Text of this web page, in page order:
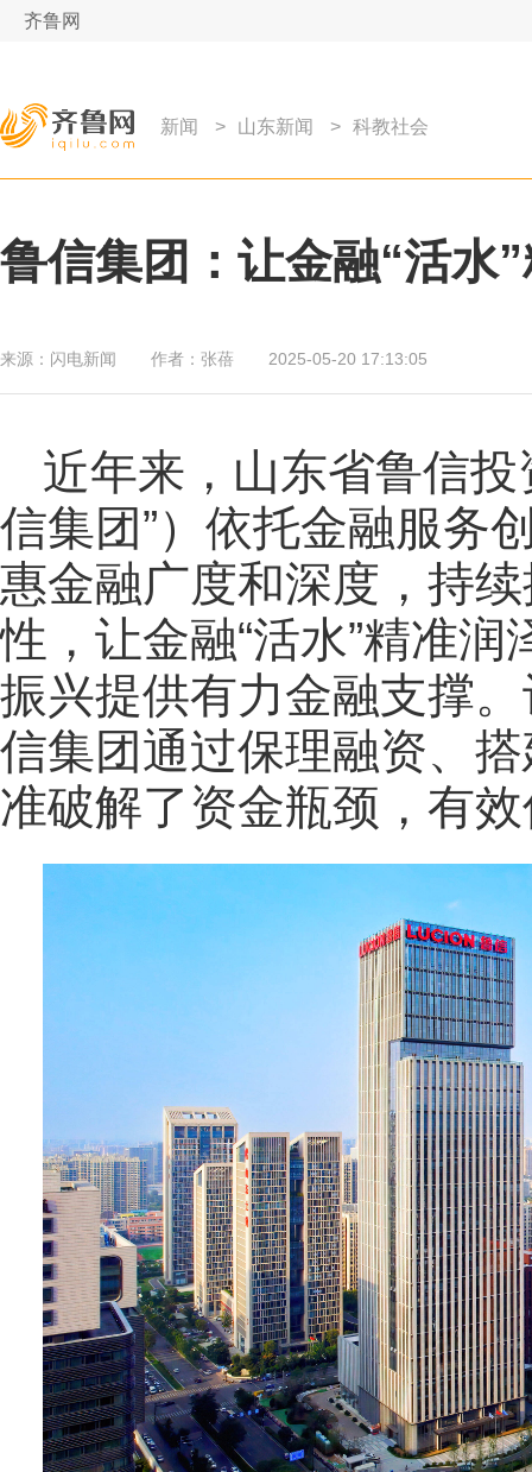
齐鲁网
新闻 > 山东新闻 > 科教社会
鲁信集团：让金融“活水
来源： 闪电新闻 作者： 张蓓 2025-05-20 17:13:05
近年来，山东省鲁信
信集团”）依托金融服务
惠金融广度和深度，持
性，让金融“活水”精准润
振兴提供有力金融支撑
信集团通过保理融资、
准破解了资金瓶颈，有